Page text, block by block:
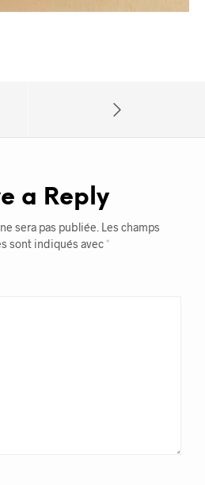
a Reply
sera pas publiée. Les champs
sont indiqués avec *